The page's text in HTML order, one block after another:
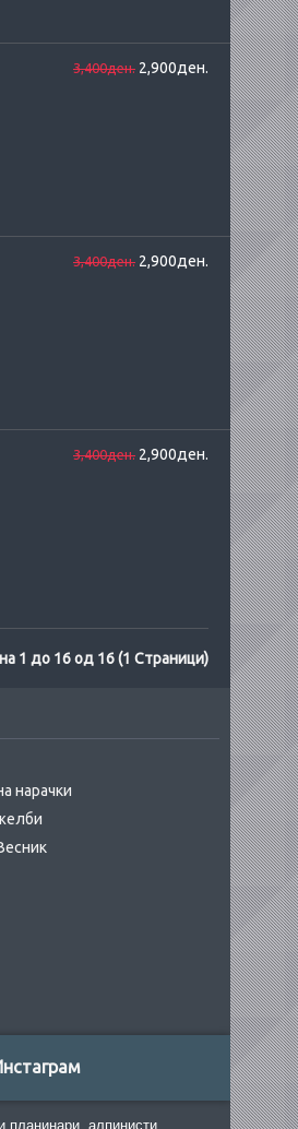
3,400ден. 2,900ден.
3,400ден. 2,900ден.
3,400ден. 2,900ден.
1 до 16 од 16 (1 Страници)
нарачки
планинари, алпинисти,